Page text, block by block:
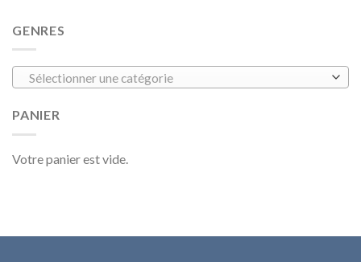
GENRES
Sélectionner une catégorie
PANIER
Votre panier est vide.